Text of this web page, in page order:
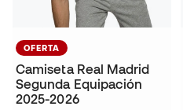
OFERTA
Camiseta Real Madrid
Segunda Equipación
2025-2026